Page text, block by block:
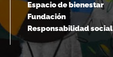
Espacio de bienestar
Fundación
Responsabilidad social